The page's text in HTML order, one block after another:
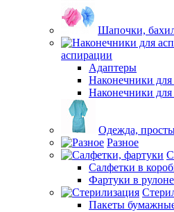
Шапочки,
аспирации
Адаптеры
Наконечники для
Наконечники для
Одежда,
Разное
Салфетки в
Фартуки в рулоне
Пакеты